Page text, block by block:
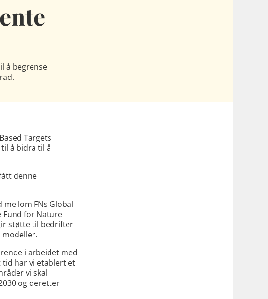
å begrense
Targets
å bidra til å
denne
mellom FNs Global
Fund for Nature
støtte til bedrifter
modeller.
i arbeidet med
tid har vi etablert et
vi skal
og deretter